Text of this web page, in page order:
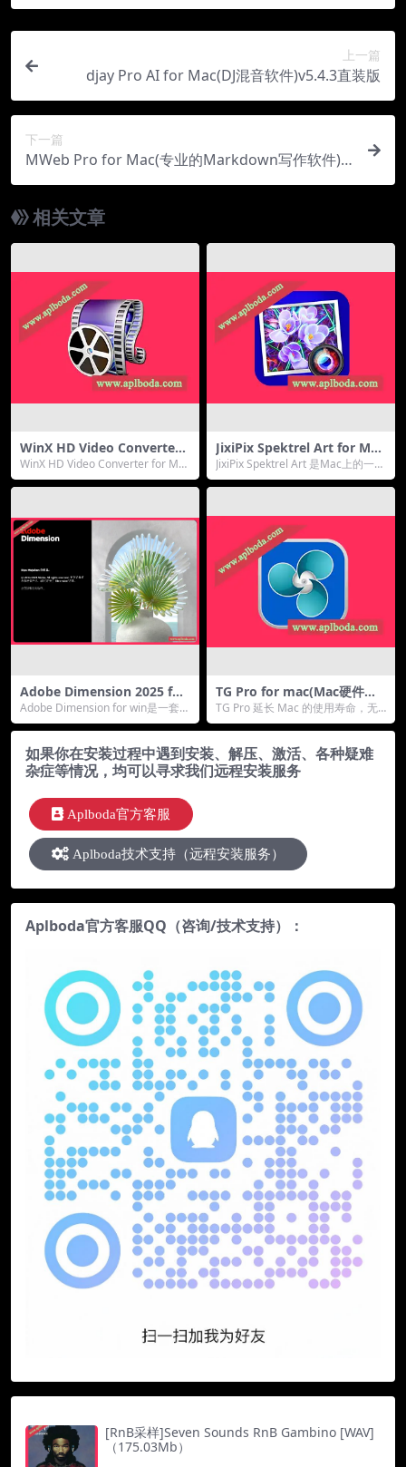
上一篇
djay Pro AI for Mac(DJ混音软件)v5.4.3直装版
下一篇
MWeb Pro for Mac(专业的Markdown写作软件)v
4.7.5最新中文版
相关文章
WinX HD Video Converter f
or Mac v6.7.0(视频格式转换
器)中文版
WinX HD Video Converter for Mac
是功能齐全的 M...
JixiPix Spektrel Art for Mac
(照片锐化工具)v1.1.12直装版
JixiPix Spektrel Art 是Mac上的一款
图片锐化工具，为使用者...
Adobe Dimension 2025 for
Win(DN 2025)v4.1.4.4533中
文直装版
Adobe Dimension for win是一套十
分出色用于2D和3D设计的...
TG Pro for mac(Mac硬件温
度监控 风扇控制工具)v2.72
TG Pro 延长 Mac 的使用寿命，无
论是较旧的 iMac、16 英寸 Ma...
如果你在安装过程中遇到安装、解压、激活、各种疑难
杂症等情况，均可以寻求我们远程安装服务
Aplboda官方客服
Aplboda技术支持（远程安装服务）
Aplboda官方客服QQ（咨询/技术支持）：
[RnB采样]Seven Sounds RnB Gambino [WAV]
（175.03Mb）